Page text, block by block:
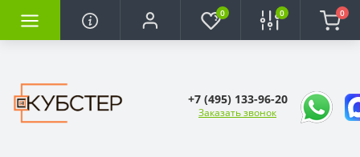
0 0 0
+7 (495) 133-96-20
Заказать звонок